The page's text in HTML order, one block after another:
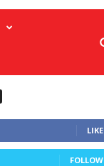
LIKE
FOLLOW